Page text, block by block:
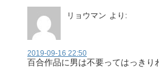
リョウマン より:
2019-09-16 22:50
百合作品に男は不要ってはっきり